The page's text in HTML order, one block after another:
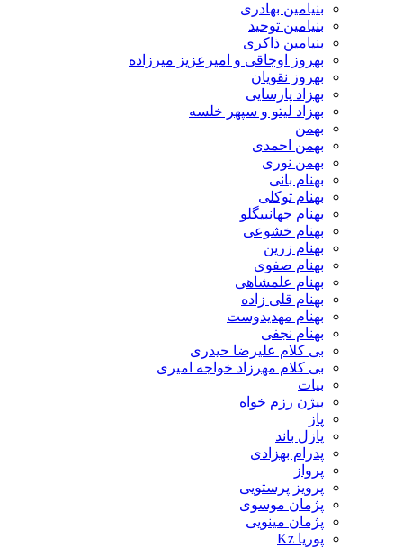
بنیامین بهادری
بنیامین توحید
بنیامین ذاکری
بهروز اوجاقی و امیرعزیز میرزاده
بهروز نقویان
بهزاد پارسایی
بهزاد لیتو و سپهر خلسه
بهمن احمدی
بهمن نوری
بهنام بانی
بهنام توکلی
بهنام جهانبیگلو
بهنام خشوعی
بهنام زرین
بهنام صفوی
بهنام علمشاهی
بهنام قلی زاده
بهنام مهدیدوست
بهنام نجفی
بی کلام علیرضا حیدری
بی کلام مهرزاد خواجه امیری
بیژن رزم خواه
پازل باند
پدرام بهزادی
پرویز پرستویی
پژمان موسوی
پژمان مینویی